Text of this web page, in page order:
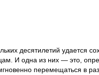
десятилетий удается
И одна из них — это,
перемещаться в